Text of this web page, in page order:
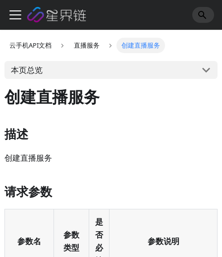
云手机API文档 直播服务 创建直播服务
本页总览
创建直播服务
描述
创建直播服务
请求参数
参数名
参数
类型
是
否
必
参数说明